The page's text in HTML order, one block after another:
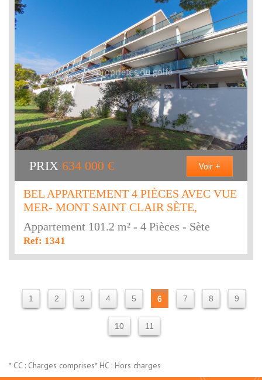
PRIX 634 000 € Voir +
BEL APPARTEMENT 4 PIÈCES AVEC VUE
MER- MONT SAINT CLAIR SÈTE,
Appartement 101.2 m² - 4 Pièces - Sète
Ref: 1341
1 2 3 4 5 6 7 8 9
10 11
* CC : Charges comprises* HC : Hors charges